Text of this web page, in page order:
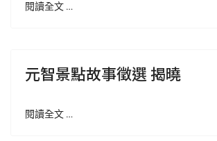
閱讀全文 …
元智景點故事徵選 揭曉
閱讀全文 …